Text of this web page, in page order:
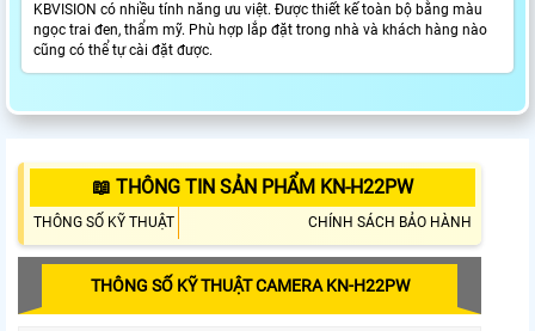
KBVISION có nhiều tính năng ưu việt. Được thiết kế toàn bộ bằng màu
ngọc trai đen, thẩm mỹ. Phù hợp lắp đặt trong nhà và khách hàng nào
cũng có thể tự cài đặt được.
📖 THÔNG TIN SẢN PHẨM KN-H22PW
THÔNG SỐ KỸ THUẬT CHÍNH SÁCH BẢO HÀNH
THÔNG SỐ KỸ THUẬT CAMERA KN-H22PW